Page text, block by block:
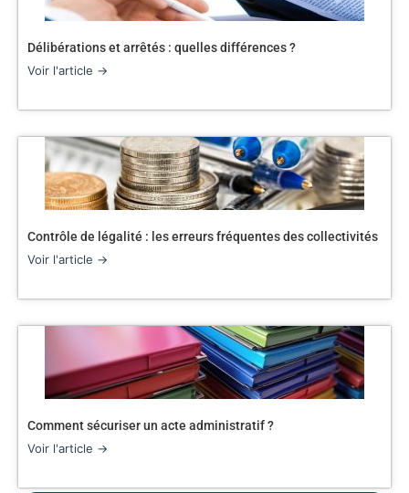
Délibérations et arrêtés : quelles différences ?
Voir l'article →
Contrôle de légalité : les erreurs fréquentes des collectivités
Voir l'article →
Comment sécuriser un acte administratif ?
Voir l'article →